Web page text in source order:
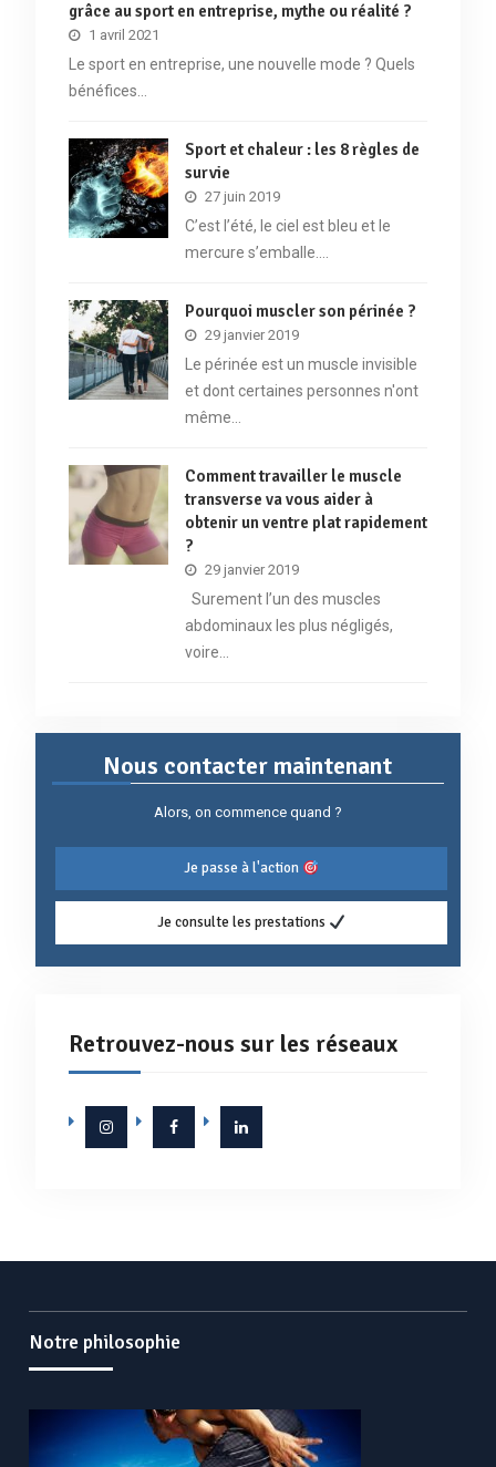
grâce au sport en entreprise, mythe ou réalité ?
1 avril 2021
Le sport en entreprise, une nouvelle mode ? Quels
bénéfices…
Sport et chaleur : les 8 règles de
survie
27 juin 2019
C’est l’été, le ciel est bleu et le
mercure s’emballe.…
Pourquoi muscler son périnée ?
29 janvier 2019
Le périnée est un muscle invisible
et dont certaines personnes n'ont
même…
Comment travailler le muscle
transverse va vous aider à
obtenir un ventre plat rapidement
?
29 janvier 2019
Surement l’un des muscles
abdominaux les plus négligés,
voire…
Nous contacter maintenant
Alors, on commence quand ?
Je passe à l'action
Je consulte les prestations
Retrouvez-nous sur les réseaux
Notre philosophie